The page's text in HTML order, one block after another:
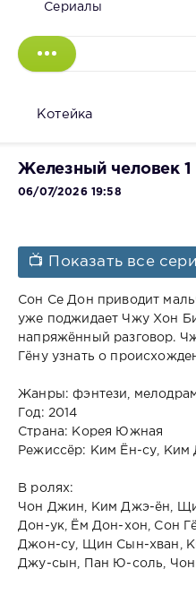
Сериалы
Котейка
Железный человек 1
06/07/2026 19:58
📺 Показать все
Сон Се Дон приводит
уже поджидает Чжу Хон
напряжённый разговор.
Гёну узнать о
Жанры: фэнтези,
Год: 2014
Страна: Корея Южная
Режиссёр: Ким Ён-су, Ким
В ролях:
Чон Джин, Ким Джэ-ён,
Дон-ук, Ём Дон-хон, Сон
Джон-су, Щин Сын-хван,
Джу-сын, Пан Ю-соль,